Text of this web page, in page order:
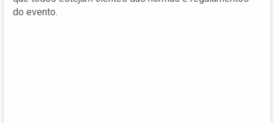
do evento.